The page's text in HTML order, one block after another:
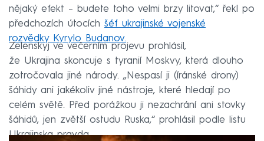
nějaký efekt – budete toho velmi brzy litovat,“ řekl po
předchozích útocích šéf ukrajinské vojenské
rozvědky Kyrylo Budanov.
Zelenskyj ve večerním projevu prohlásil,
že Ukrajina skoncuje s tyranií Moskvy, která dlouho
zotročovala jiné národy. „Nespasí ji (íránské drony)
šáhidy ani jakékoliv jiné nástroje, které hledají po
celém světě. Před porážkou ji nezachrání ani stovky
šáhidů, jen zvětší ostudu Ruska,“ prohlásil podle listu
Ukrajinska pravda.